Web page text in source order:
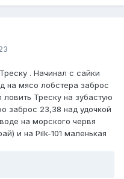
. Начинал с сайки
на мясо лобстера заброс
Треску на зубастую
заброс 23,38 над удочкой
на морского червя
и на Pilk-101 маленькая